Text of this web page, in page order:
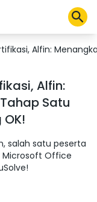
Alfin:
Alfin:
Satu
salah satu peserta
Microsoft Office